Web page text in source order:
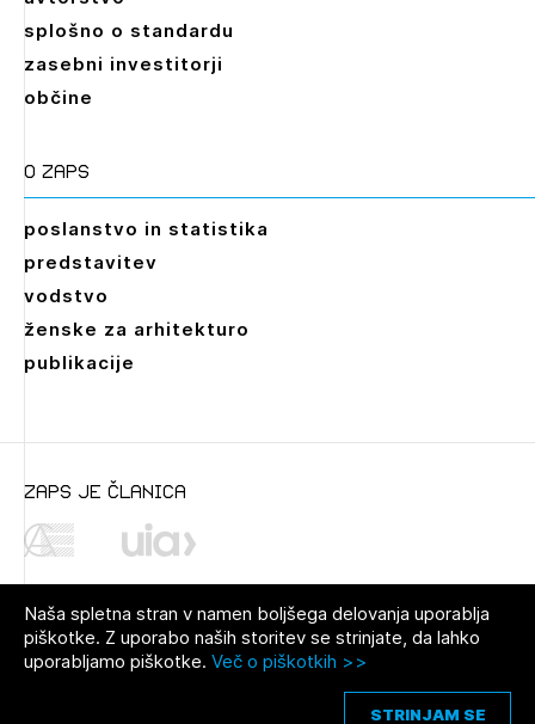
2019,2018,2017,2016,2015,2014,2013,2012,
Mesec
Januar,Februar,Marec,April,Maj,Junij,Julij,
Avgust,September,Oktober,November,
December
splošno o standardu
zasebni investitorji
občine
O zaps
poslanstvo in statistika
predstavitev
vodstvo
ženske za arhitekturo
publikacije
zaps je članica
© 2021 Zbornica za arhitekturo in
Pravno obvestilo
Piškotki
Naša spletna stran v namen boljšega delovanja uporablja
piškotke. Z uporabo naših storitev se strinjate, da lahko
uporabljamo piškotke. Več o piškotkih >>
STRINJAM SE